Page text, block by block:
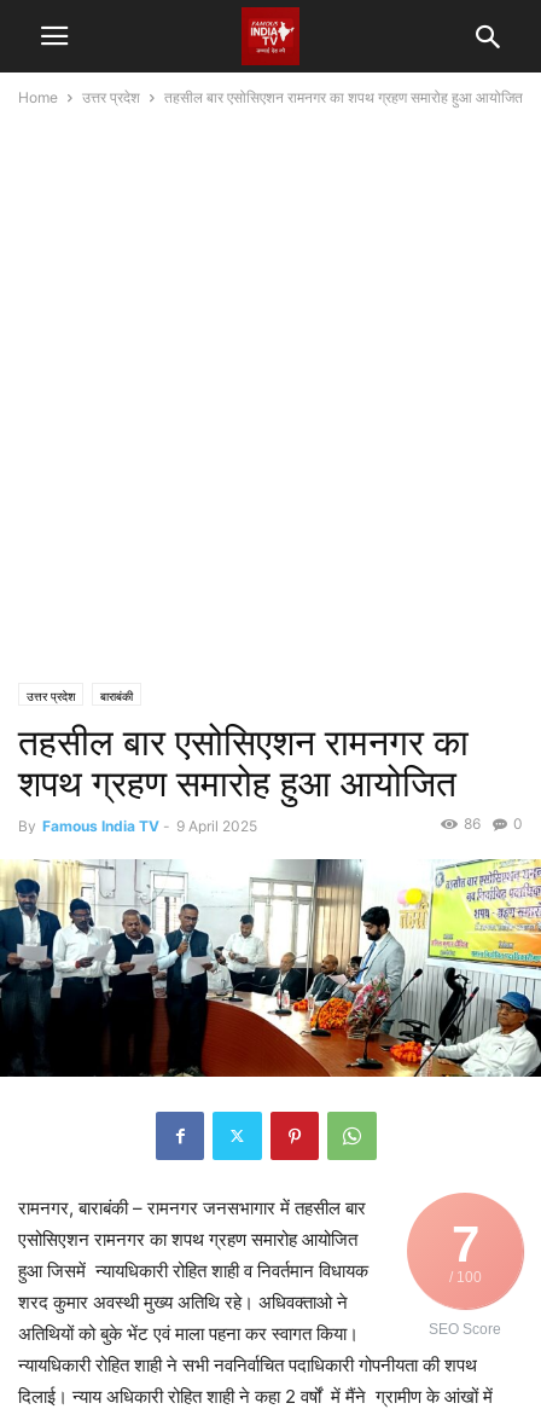
Home उत्तर प्रदेश तहसील बार एसोसिएशन रामनगर का शपथ ग्रहण समारोह हुआ आयोजित
उत्तर प्रदेश बाराबंकी
तहसील बार एसोसिएशन रामनगर का
शपथ ग्रहण समारोह हुआ आयोजित
By Famous India TV - 9 April 2025 0
86
7
/ 100
SEO Score
रामनगर, बाराबंकी – रामनगर जनसभागार में तहसील बार
एसोसिएशन रामनगर का शपथ ग्रहण समारोह आयोजित
हुआ जिसमें न्यायधिकारी रोहित शाही व निवर्तमान विधायक
शरद कुमार अवस्थी मुख्य अतिथि रहे। अधिवक्ताओ ने
अतिथियों को बुके भेंट एवं माला पहना कर स्वागत किया।
न्यायधिकारी रोहित शाही ने सभी नवनिर्वाचित पदाधिकारी गोपनीयता की शपथ
दिलाई। न्याय अधिकारी रोहित शाही ने कहा 2 वर्षों में मैंने ग्रामीण के आंखों में